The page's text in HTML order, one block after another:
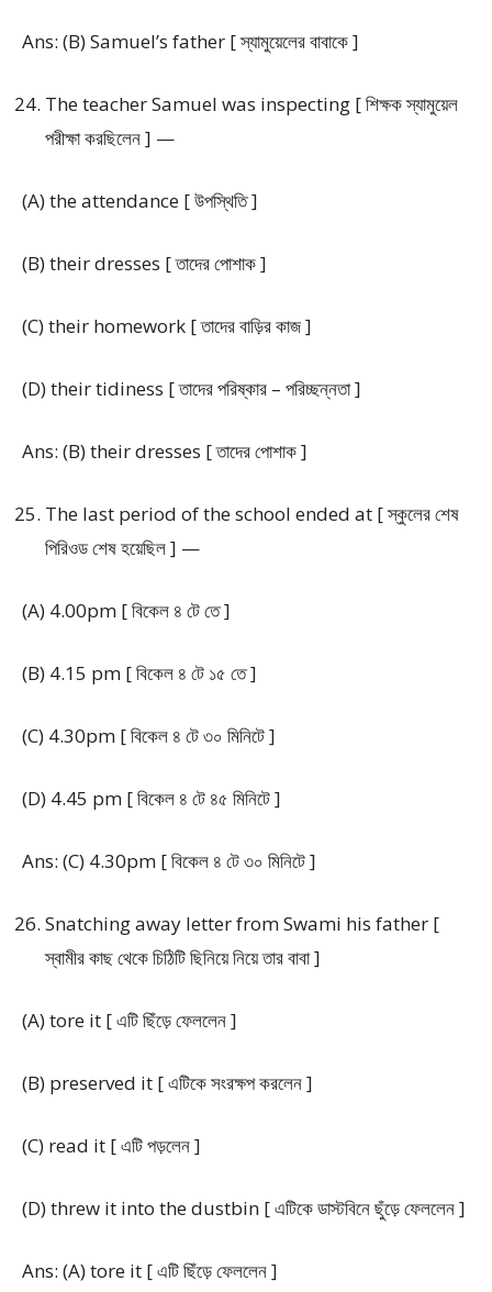
Ans: (B) Samuel’s father [ স্যামুয়েলের বাবাকে ]
The teacher Samuel was inspecting [ শিক্ষক স্যামুয়েল
পরীক্ষা করছিলেন ] —
(A) the attendance [ উপস্থিতি ]
(B) their dresses [ তাদের পোশাক ]
(C) their homework [ তাদের বাড়ির কাজ ]
(D) their tidiness [ তাদের পরিষ্কার – পরিচ্ছন্নতা ]
Ans: (B) their dresses [ তাদের পোশাক ]
The last period of the school ended at [ স্কুলের শেষ
পিরিওড শেষ হয়েছিল ] —
(A) 4.00pm [ বিকেল ৪ টে তে ]
(B) 4.15 pm [ বিকেল ৪ টে ১৫ তে ]
(C) 4.30pm [ বিকেল ৪ টে ৩০ মিনিটে ]
(D) 4.45 pm [ বিকেল ৪ টে ৪৫ মিনিটে ]
Ans: (C) 4.30pm [ বিকেল ৪ টে ৩০ মিনিটে ]
Snatching away letter from Swami his father [
স্বামীর কাছ থেকে চিঠিটি ছিনিয়ে নিয়ে তার বাবা ]
(A) tore it [ এটি ছিঁড়ে ফেললেন ]
(B) preserved it [ এটিকে সংরক্ষপ করলেন ]
(C) read it [ এটি পড়লেন ]
(D) threw it into the dustbin [ এটিকে ডাস্টবিনে ছুঁড়ে ফেললেন ]
Ans: (A) tore it [ এটি ছিঁড়ে ফেললেন ]